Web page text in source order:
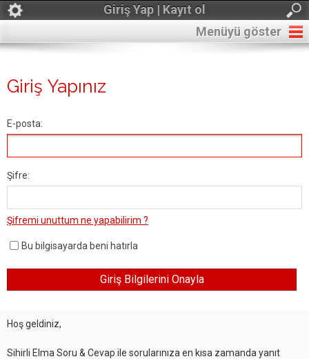
Giriş Yap | Kayıt ol
Menüyü göster
Giriş Yapınız
E-posta:
Şifre:
Şifremi unuttum ne yapabilirim ?
Bu bilgisayarda beni hatırla
Hoş geldiniz,
Sihirli Elma Soru & Cevap ile sorularınıza en kısa zamanda yanıt